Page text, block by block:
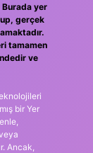
Burada yer
gerçek
tamamen
ve
bir Yer
Ancak,